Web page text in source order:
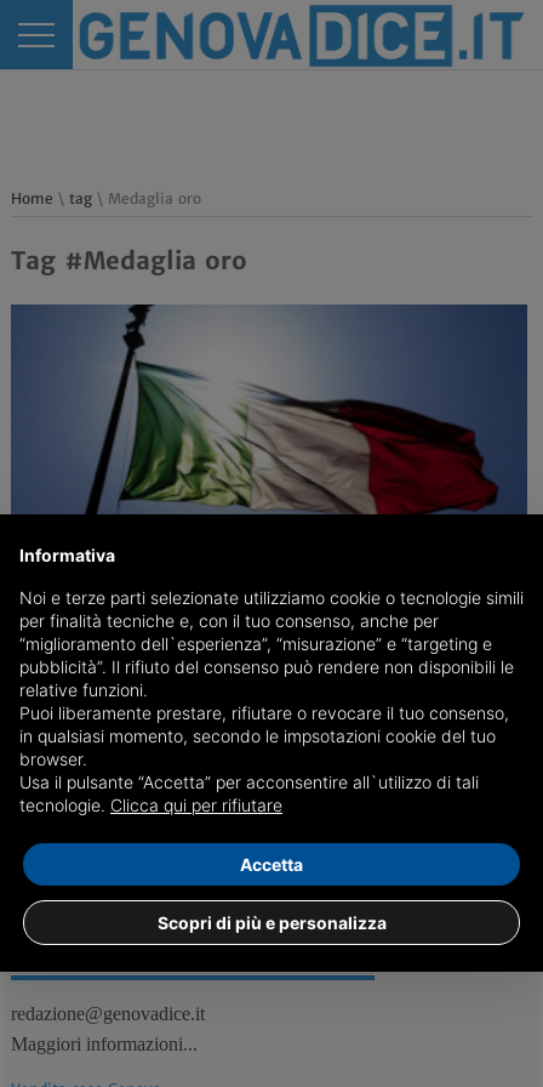
Home \ tag\ Medaglia oro
Tag #Medaglia oro
In migliaia in festa per il 25 aprile a Genova
Bucci: 'Italia libera grazie a chi ha combattuto ed è morto'
26/04
Genova, Attualità
REDAZIONE
redazione@genovadice.it
Maggiori informazioni...
Feed RSS
Informativa
Noi e terze parti selezionate utilizziamo cookie o tecnologie simili
per finalità tecniche e, con il tuo consenso, anche per
“miglioramento dell`esperienza”, “misurazione” e “targeting e
pubblicità”. Il rifiuto del consenso può rendere non disponibili le
relative funzioni.
Puoi liberamente prestare, rifiutare o revocare il tuo consenso,
in qualsiasi momento, secondo le impsotazioni cookie del tuo
browser.
Usa il pulsante “Accetta” per acconsentire all`utilizzo di tali
tecnologie. Clicca qui per rifiutare
Scopri di più e personalizza
Accetta